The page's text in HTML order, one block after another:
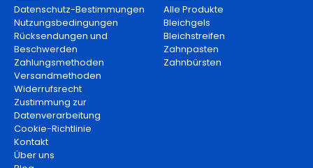
Datenschutz-Bestimmungen
Nutzungsbedingungen
Rücksendungen und
Beschwerden
Zahlungsmethoden
Versandmethoden
Widerrufsrecht
Zustimmung zur
Datenverarbeitung
Cookie-Richtlinie
Kontakt
Über uns
Alle Produkte
Bleichgels
Bleichstreifen
Zahnpasten
Zahnbürsten